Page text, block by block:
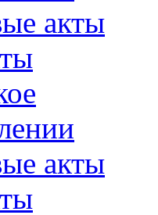
акты
акты